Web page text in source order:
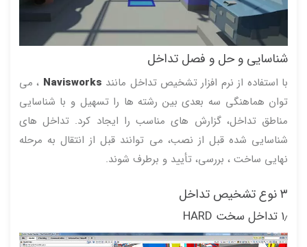
شناسایی و حل و فصل تداخل
با استفاده از نرم افزار تشخیص تداخل مانند Navisworks ، می
توان هماهنگی سه بعدی بین رشته ها را تسهیل و با شناسایی
مناطق تداخل، گزارش های مناسب را ایجاد کرد. تداخل های
شناسایی شده قبل از نصب، می توانند قبل از انتقال به مرحله
نهایی ساخت ، بررسی، تأیید و برطرف شوند.
۳ نوع تشخیص تداخل
۱٫ تداخل سخت HARD